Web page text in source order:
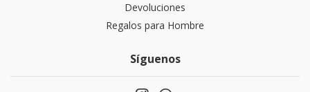
Devoluciones
Regalos para Hombre
Síguenos